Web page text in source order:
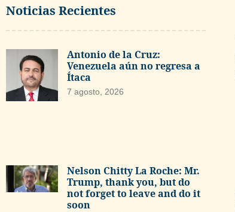
Noticias Recientes
Antonio de la Cruz:
Venezuela aún no regresa a
Ítaca
7 agosto, 2026
Nelson Chitty La Roche: Mr.
Trump, thank you, but do
not forget to leave and do it
soon